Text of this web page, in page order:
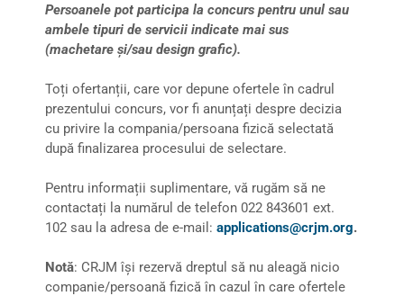
Persoanele pot participa la concurs pentru unul sau
ambele tipuri de servicii indicate mai sus
(machetare și/sau design grafic).
Toți ofertanții, care vor depune ofertele în cadrul
prezentului concurs, vor fi anunțați despre decizia
cu privire la compania/persoana fizică selectată
după finalizarea procesului de selectare.
Pentru informații suplimentare, vă rugăm să ne
contactați la numărul de telefon 022 843601 ext.
102 sau la adresa de e-mail: applications@crjm.org.
Notă: CRJM își rezervă dreptul să nu aleagă nicio
companie/persoană fizică în cazul în care ofertele